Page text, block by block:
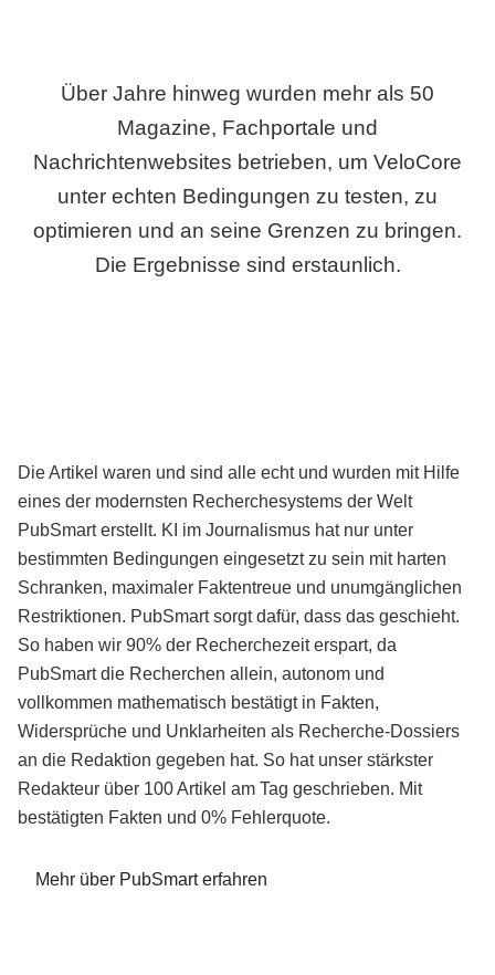
Über Jahre hinweg wurden mehr als 50
Magazine, Fachportale und
Nachrichtenwebsites betrieben, um VeloCore
unter echten Bedingungen zu testen, zu
optimieren und an seine Grenzen zu bringen.
Die Ergebnisse sind erstaunlich.
Die Artikel waren und sind alle echt und wurden mit Hilfe
eines der modernsten Recherchesystems der Welt
PubSmart erstellt. KI im Journalismus hat nur unter
bestimmten Bedingungen eingesetzt zu sein mit harten
Schranken, maximaler Faktentreue und unumgänglichen
Restriktionen. PubSmart sorgt dafür, dass das geschieht.
So haben wir 90% der Recherchezeit erspart, da
PubSmart die Recherchen allein, autonom und
vollkommen mathematisch bestätigt in Fakten,
Widersprüche und Unklarheiten als Recherche-Dossiers
an die Redaktion gegeben hat. So hat unser stärkster
Redakteur über 100 Artikel am Tag geschrieben. Mit
bestätigten Fakten und 0% Fehlerquote.
Mehr über PubSmart erfahren